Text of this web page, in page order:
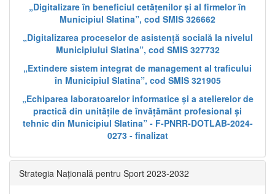
„Digitalizare în beneficiul cetățenilor și al firmelor în
Municipiul Slatina”, cod SMIS 326662
„Digitalizarea proceselor de asistență socială la nivelul
Municipiului Slatina”, cod SMIS 327732
„Extindere sistem integrat de management al traficului
în Municipiul Slatina”, cod SMIS 321905
„Echiparea laboratoarelor informatice și a atelierelor de
practică din unitățile de învățământ profesional și
tehnic din Municipiul Slatina” - F-PNRR-DOTLAB-2024-
0273 - finalizat
Strategia Națională pentru Sport 2023-2032